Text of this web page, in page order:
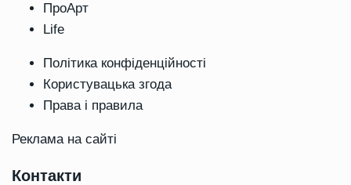
ПроАрт
Life
Політика конфіденційності
Користувацька згода
Права і правила
Реклама на сайті
Контакти